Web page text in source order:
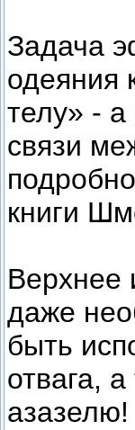
Задача
одеяния
телу» -
связи
книги
Верхнее
даже
быть
отвага,
азазелю!